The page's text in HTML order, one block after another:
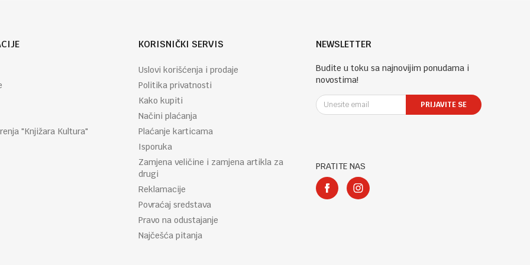
"Knjižara Kultura"
KORISNIČKI SERVIS
Uslovi korišćenja i prodaje
Politika privatnosti
Kako kupiti
Načini plaćanja
Plaćanje karticama
Isporuka
Zamjena veličine i zamjena artikla za
drugi
Reklamacije
Povraćaj sredstava
Pravo na odustajanje
Najčešća pitanja
NEWSLETTER
Budite u toku sa najnovijim ponudama i
novostima!
PRIJAVITE SE
PRATITE NAS